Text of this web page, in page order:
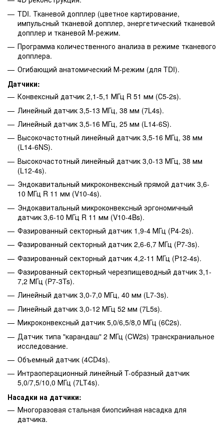
TDI. Тканевой допплер (цветное картирование,
импульсный тканевой допплер, энергетический тканевой
допплер и тканевой M-режим.
Программа количественного анализа в режиме тканевого
допплера.
Огибающий анатомический М-режим (для TDI).
Датчики:
Конвексный датчик 2,1-5,1 МГц R 51 мм (С5-2s).
Линейный датчик 3,5-13 МГц, 38 мм (7L4s).
Линейный датчик 3,5-16 МГц, 25 мм (L14-6S).
Высокочастотный линейный датчик 3,5-16 МГц, 38 мм
(L14-6NS).
Высокочастотный линейный датчик 3,0-13 МГц, 38 мм
(L12-4s).
Эндокавитальный микроконвексный прямой датчик 3,6-
10 МГц R 11 мм (V10-4s).
Эндокавитальный микроконвексный эргономичный
датчик 3,6-10 МГц R 11 мм (V10-4Bs).
Фазированный секторный датчик 1,9-4 МГц (P4-2s).
Фазированный секторный датчик 2,6-6,7 МГц (P7-3s).
Фазированный секторный датчик 4,2-11 МГц (P12-4s).
Фазированный секторный черезпищеводный датчик 3,1-
7,2 МГц (P7-3Ts).
Линейный датчик 3,0-7,0 МГц, 40 мм (L7-3s).
Линейный датчик 3,0-12 МГц 52 мм (7L5s).
Микроконвексный датчик 5,0/6,5/8,0 МГц (6С2s).
Датчик типа "карандаш" 2 МГц (CW2s) транскраниальное
исследование.
Объемный датчик (4CD4s).
Интраоперационный линейный T-образный датчик
5,0/7,5/10,0 МГц (7LT4s).
Насадки на датчики:
Многоразовая стальная биопсийная насадка для
датчика.